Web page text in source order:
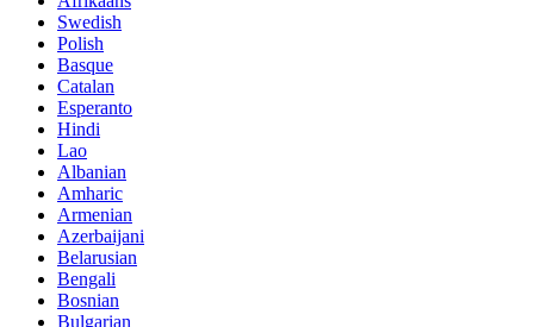
Swedish
Polish
Basque
Catalan
Esperanto
Hindi
Lao
Albanian
Amharic
Armenian
Azerbaijani
Belarusian
Bengali
Bosnian
Bulgarian